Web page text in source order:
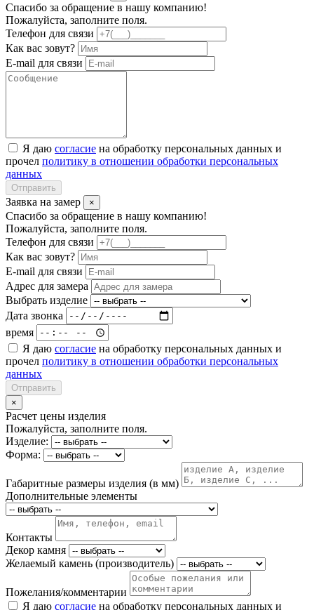
Спасибо за обращение в нашу компанию!
Пожалуйста, заполните поля.
Телефон для связи
Как вас зовут?
E-mail для связи
Я даю согласие на обработку персональных данных и
прочел политику в отношении обработки персональных
данных
Отправить
Заявка на замер ×
Спасибо за обращение в нашу компанию!
Пожалуйста, заполните поля.
Телефон для связи
Как вас зовут?
E-mail для связи
Адрес для замера
Выбрать изделие
Дата звонка
время
Я даю согласие на обработку персональных данных и
прочел политику в отношении обработки персональных
данных
Отправить
×
Расчет цены изделия
Пожалуйста, заполните поля.
Изделие:
Форма:
Габаритные размеры изделия (в мм)
Дополнительные элементы
Контакты
Декор камня
Желаемый камень (производитель)
Пожелания/комментарии
Я даю согласие на обработку персональных данных и